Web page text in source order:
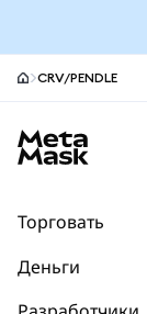
CRV/PENDLE
Торговать
Деньги